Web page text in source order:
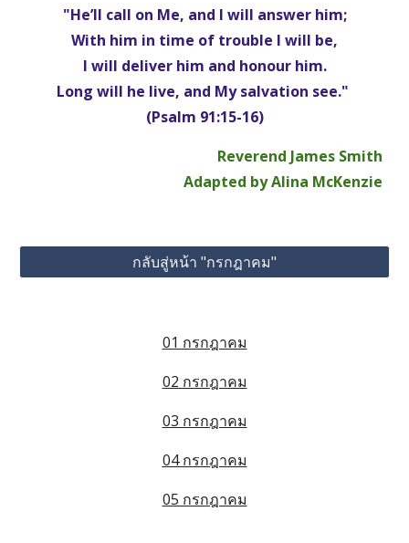
"He’ll call on Me, and I will answer him;
With him in time of trouble I will be,
I will deliver him and honour him.
Long will he live, and My salvation see."
(Psalm 91:15-16)
Reverend James Smith
Adapted by Alina McKenzie
กลับสู่หน้า "กรกฎาคม"
01 กรกฎาคม
02 กรกฎาคม
03 กรกฎาคม
04 กรกฎาคม
05 กรกฎาคม